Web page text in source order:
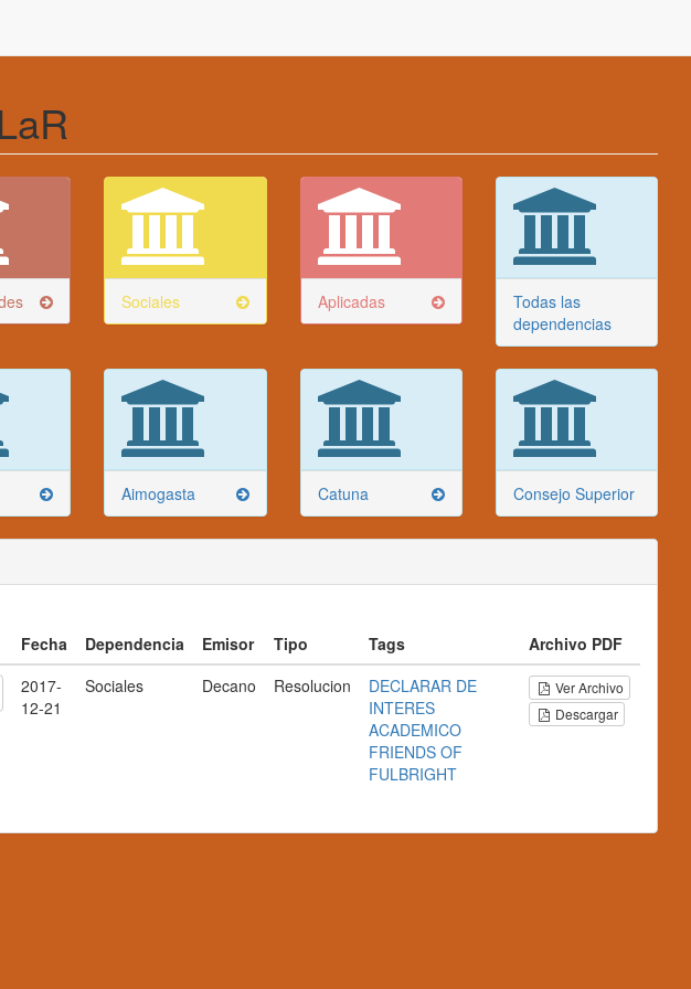
Sociales Aplicadas
Todas las
dependencias
Aimogasta Catuna Consejo Superior
Fecha Dependencia Emisor Tipo Tags
Archivo PDF
2017-
12-21
Sociales Decano Resolucion
DECLARAR DE
INTERES
ACADEMICO
FRIENDS OF
FULBRIGHT
Ver Archivo
Descargar